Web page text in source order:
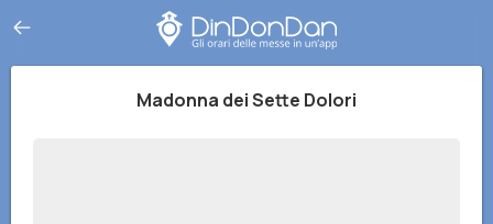
Madonna dei Sette Dolori